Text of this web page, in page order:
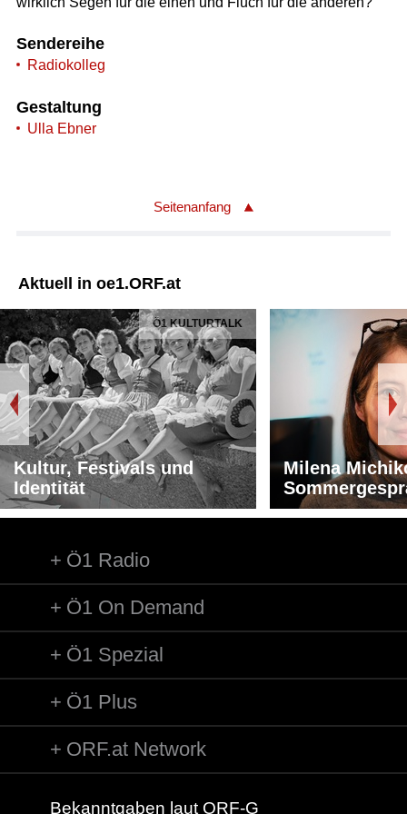
Sendereihe
Radiokolleg
Gestaltung
Ulla Ebner
Seitenanfang
Aktuell in oe1.ORF.at
Ö1 KULTURTALK
Kultur, Festivals und
Identität
Milena
Ö1 Radio
Ö1 On Demand
Ö1 Spezial
Ö1 Plus
ORF.at Network
Bekanntgaben laut ORF-G